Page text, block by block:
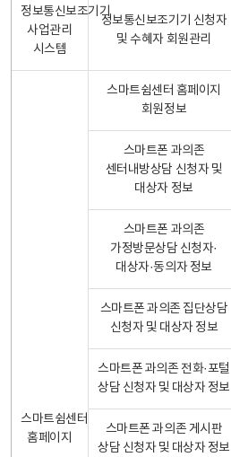
정보통신보조기기
사업관리
시스템
정보통신보조기기 신청자
및 수혜자 회원관리
스마트쉼센터
홈페이지
스마트쉼센터 홈페이지
회원정보
스마트폰 과의존
센터내방상담 신청자 및
대상자 정보
스마트폰 과의존
가정방문상담 신청자·
대상자·동의자 정보
스마트폰 과의존 집단상담
신청자 및 대상자 정보
스마트폰 과의존 전화·포털
상담 신청자 및 대상자 정보
스마트폰 과의존 게시판
상담 신청자 및 대상자 정보